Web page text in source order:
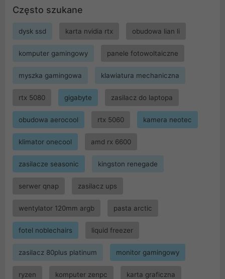
Często szukane
dysk ssd karta nvidia rtx obudowa lian li
komputer gamingowy panele fotowoltaiczne
myszka gamingowa klawiatura mechaniczna
rtx 5080 gigabyte zasilacz do laptopa
obudowa aerocool rtx 5060 kamera neotec
klimator onecool amd rx 6600
zasilacze seasonic kingston renegade
serwer qnap zasilacz ups
wentylator 120mm argb pasta arctic
fotel noblechairs liquid freezer
zasilacz 80plus platinum monitor gamingowy
ryzen komputer zenpc karta graficzna